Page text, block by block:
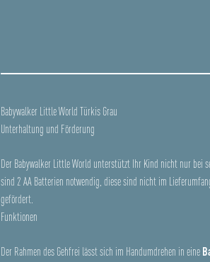
Babywalker Little World Türkis Grau
Unterhaltung und Förderung
Der Babywalker Little World unterstützt Ihr Kind nicht nur bei
sind 2 AA Batterien notwendig, diese sind nicht im
gefördert.
Funktionen
Der Rahmen des Gehfrei lässt sich im Handumdrehen in eine